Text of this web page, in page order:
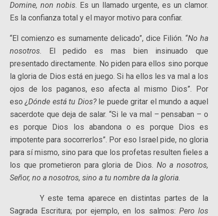
Domine, non nobis. Es un llamado urgente, es un clamor.
Es la confianza total y el mayor motivo para confiar.
“El comienzo es sumamente delicado”, dice Filión. “No ha
nosotros. El pedido es mas bien insinuado que
presentado directamente. No piden para ellos sino porque
la gloria de Dios está en juego. Si ha ellos les va mal a los
ojos de los paganos, eso afecta al mismo Dios”. Por
eso¿Dónde está tu Dios?le puede gritar el mundo a aquel
sacerdote que deja de salar. “Si le va mal – pensaban – o
es porque Dios los abandona o es porque Dios es
impotente para socorrerlos”. Por eso Israel pide, no gloria
para sí mismo, sino para que los profetas resulten fieles a
los que prometieron para gloria de Dios. No a nosotros,
Señor, no a nosotros, sino a tu nombre da la gloria.
Y este tema aparece en distintas partes de la
Sagrada Escritura; por ejemplo, en los salmos: Pero los